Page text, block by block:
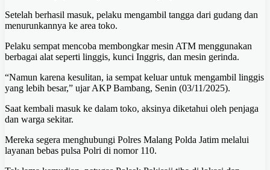
Setelah berhasil masuk, pelaku mengambil tangga dari gudang dan
menurunkannya ke area toko.
Pelaku sempat mencoba membongkar mesin ATM menggunakan
berbagai alat seperti linggis, kunci Inggris, dan mesin gerinda.
“Namun karena kesulitan, ia sempat keluar untuk mengambil linggis
yang lebih besar,” ujar AKP Bambang, Senin (03/11/2025).
Saat kembali masuk ke dalam toko, aksinya diketahui oleh penjaga
dan warga sekitar.
Mereka segera menghubungi Polres Malang Polda Jatim melalui
layanan bebas pulsa Polri di nomor 110.